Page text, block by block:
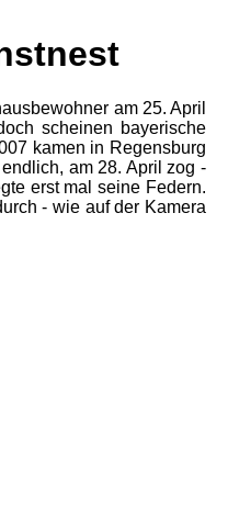
am 25. April
scheinen bayerische
kamen in Regensburg
am 28. April zog -
erst mal seine Federn.
- wie auf der Kamera